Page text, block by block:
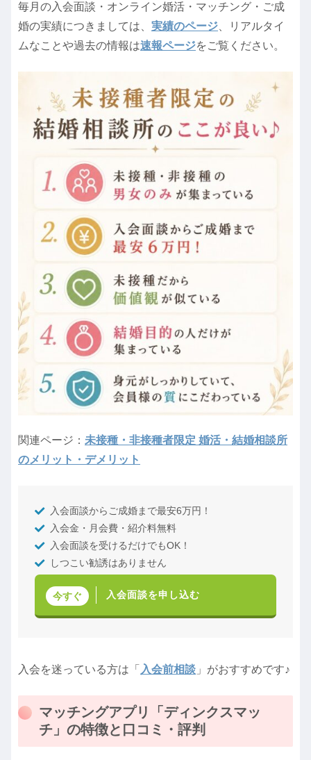
毎月の入会面談・オンライン婚活・マッチング・ご成
婚の実績につきましては、 実績のページ、リアルタイ
ムなことや過去の情報は速報ページをご覧ください。
関連ページ： 未接種・非接種者限定 婚活・結婚相談所
のメリット・デメリット
入会面談からご成婚まで最安6万円！
入会金・月会費・紹介料無料
入会面談を受けるだけでもOK！
しつこい勧誘はありません
今すぐ 入会面談を申し込む
入会を迷っている方は「 入会前相談 」がおすすめです♪
マッチングアプリ「ディンクスマッ
チ」の特徴と口コミ・評判